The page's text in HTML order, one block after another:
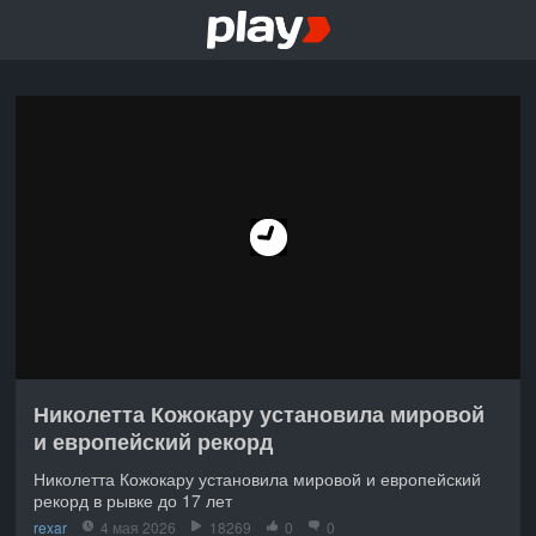
Николетта Кожокару установила мировой
и европейский рекорд
Николетта Кожокару установила мировой и европейский
рекорд в рывке до 17 лет
rexar 4 мая 2026 18269 0 0